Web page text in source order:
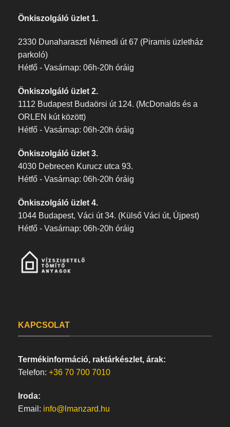
Önkiszolgáló üzlet 1.
2330 Dunaharaszti Némedi út 67 (Piramis üzletház
parkoló)
Hétfő - Vasárnap: 06h-20h óráig
Önkiszolgáló üzlet 2.
1112 Budapest Budaörsi út 124. (McDonalds és a
ORLEN kút között)
Hétfő - Vasárnap: 06h-20h óráig
Önkiszolgáló üzlet 3.
4030 Debrecen Kurucz utca 93.
Hétfő - Vasárnap: 06h-20h óráig
Önkiszolgáló üzlet 4.
1044 Budapest, Váci út 34. (Külső Váci út, Újpest)
Hétfő - Vasárnap: 06h-20h óráig
KAPCSOLAT
Termékinformáció, raktárkészlet, árak:
Telefon: +36 70 700 7010
Iroda:
Email: info@lmanzard.hu